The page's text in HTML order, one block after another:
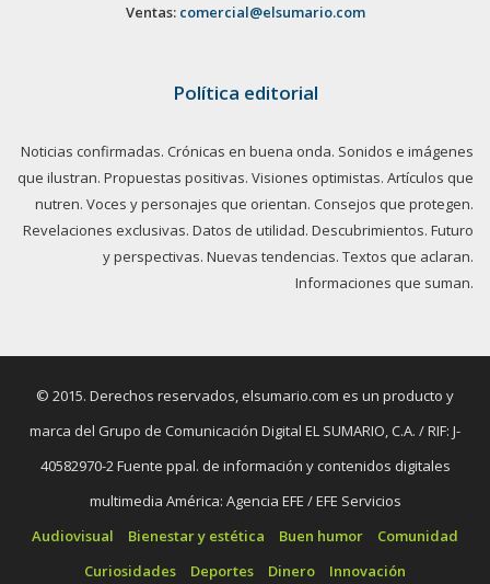
Ventas: comercial@elsumario.com
Política editorial
Noticias confirmadas. Crónicas en buena onda. Sonidos e imágenes
que ilustran. Propuestas positivas. Visiones optimistas. Artículos que
nutren. Voces y personajes que orientan. Consejos que protegen.
Revelaciones exclusivas. Datos de utilidad. Descubrimientos. Futuro
y perspectivas. Nuevas tendencias. Textos que aclaran.
Informaciones que suman.
© 2015. Derechos reservados, elsumario.com es un producto y
marca del Grupo de Comunicación Digital EL SUMARIO, C.A. / RIF: J-
40582970-2 Fuente ppal. de información y contenidos digitales
multimedia América: Agencia EFE / EFE Servicios
Audiovisual
Bienestar y estética Buen humor
Comunidad
Curiosidades
Deportes Dinero Innovación